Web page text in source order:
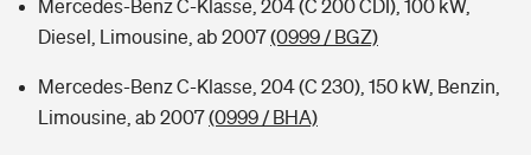
Mercedes-Benz C-Klasse, 204 (C 200 CDI), 100 kW,
Diesel, Limousine, ab 2007(0999 / BGZ)
Mercedes-Benz C-Klasse, 204 (C 230), 150 kW, Benzin,
Limousine, ab 2007(0999 / BHA)